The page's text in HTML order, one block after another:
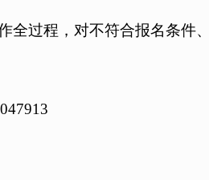
全过程，对不符合报名条件